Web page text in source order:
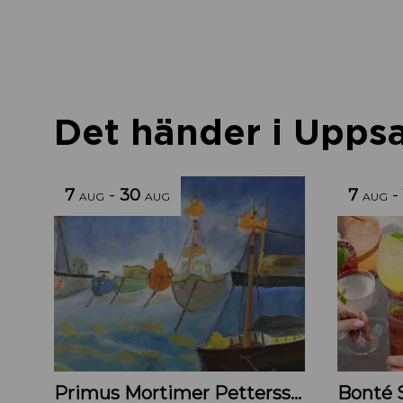
Det händer i
7 AUG - 30 AUG
Primus Mortimer Pettersson
7 AUG -
Bonté